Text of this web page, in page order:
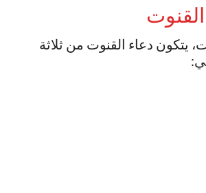
يتكون دعاء القنوت من ثلاثة